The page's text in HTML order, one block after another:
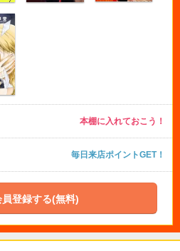
本棚に入れておこう！
毎日来店ポイントGET！
登録する(無料)